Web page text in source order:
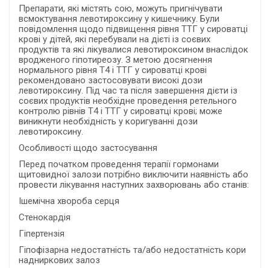
Препарати, які містять сою, можуть пригнічувати
всмоктування левотироксину у кишечнику. Були
повідомлення щодо підвищення рівня ТТГ у сироватці
крові у дітей, які перебували на дієті із соєвих
продуктів та які лікувалися левотироксином внаслідок
вродженого гіпотиреозу. З метою досягнення
нормального рівня Т4 і ТТГ у сироватці крові
рекомендовано застосовувати високі дози
левотироксину. Під час та після завершення дієти із
соєвих продуктів необхідне проведення ретельного
контролю рівнів Т4 і ТТГ у сироватці крові; може
виникнути необхідність у коригуванні дози
левотироксину.
Особливості щодо застосування
Перед початком проведення терапії гормонами
щитовидної залози потрібно виключити наявність або
провести лікування наступних захворювань або станів:
Ішемічна хвороба серця
Стенокардія
Гіпертензія
Гіпофізарна недостатність та/або недостатність кори
надниркових залоз